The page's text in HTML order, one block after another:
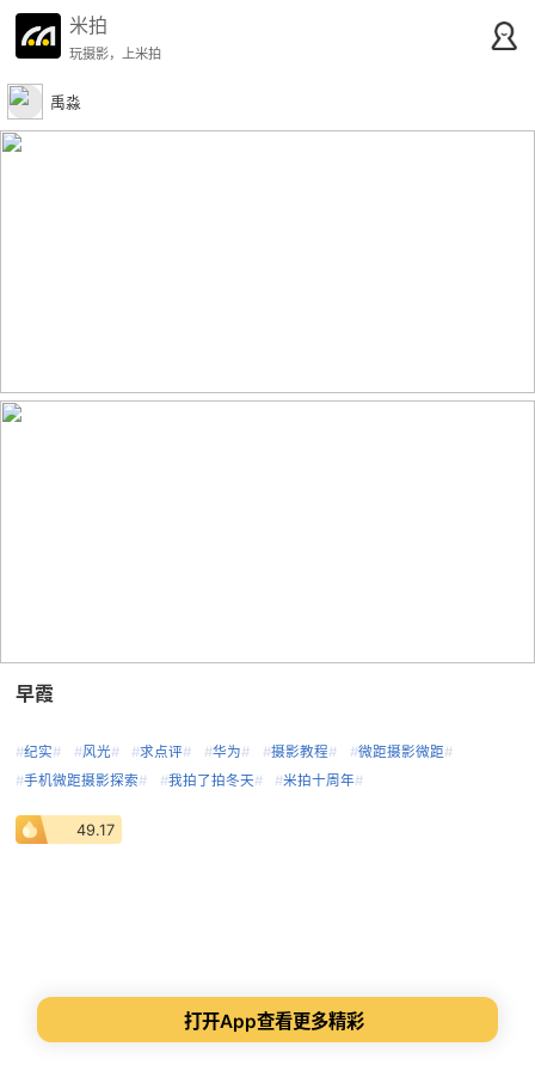
米拍
玩摄影，上米拍
禹淼
早霞
#纪实# #风光# #求点评# #华为# #摄影教程# #微距摄影微距#
#手机微距摄影探索# #我拍了拍冬天# #米拍十周年#
49.17
打开App查看更多精彩